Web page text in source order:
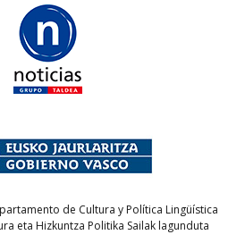
de Cultura y Política Lingüística
eta Hizkuntza Politika Sailak lagunduta